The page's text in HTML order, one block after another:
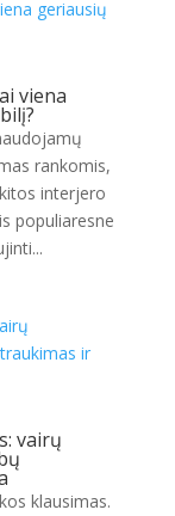
viena
rankomis,
interjero
populiaresne
vairų
klausimas.